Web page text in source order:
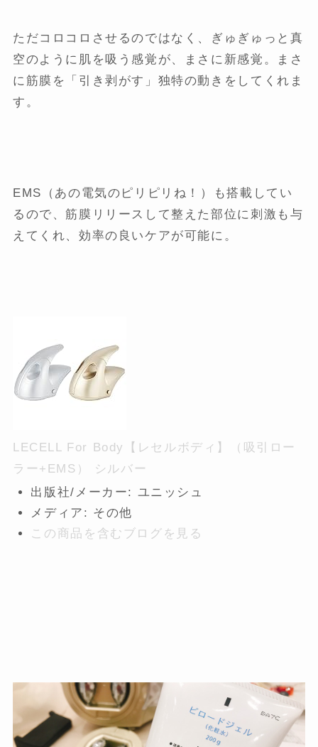
ただコロコロさせるのではなく、ぎゅぎゅっと真
空のように肌を吸う感覚が、まさに新感覚。まさ
に筋膜を「引き剥がす」独特の動きをしてくれま
す。
EMS（あの電気のピリピリね！）も搭載してい
るので、筋膜リリースして整えた部位に刺激も与
えてくれ、効率の良いケアが可能に。
LECELL For Body【レセルボディ】（吸引ロー
ラー+EMS） シルバー
出版社/メーカー: ユニッシュ
メディア: その他
この商品を含むブログを見る